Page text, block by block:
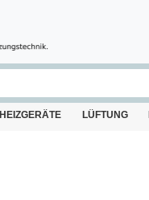
HEIZGERÄTE LÜFTUNG